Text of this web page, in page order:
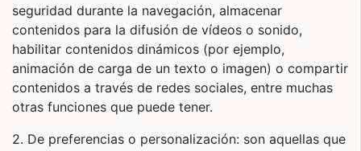
seguridad durante la navegación, almacenar
contenidos para la difusión de vídeos o sonido,
habilitar contenidos dinámicos (por ejemplo,
animación de carga de un texto o imagen) o compartir
contenidos a través de redes sociales, entre muchas
otras funciones que puede tener.
2. De preferencias o personalización: son aquellas que